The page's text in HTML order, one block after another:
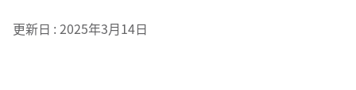
更新日 2025年3月14日